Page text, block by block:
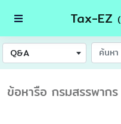
Tax-EZ (
Q&A
ข้อหารือ กรมสรรพากร